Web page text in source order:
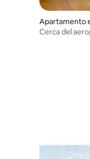
Apartamento
a
Cerca del